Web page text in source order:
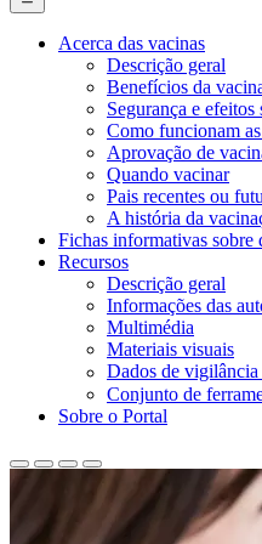
Navigation
(desktop)
Acerca das vacinas
Descrição geral
Benefícios da
Segurança e efeitos
Como funcionam
Aprovação de
Quando vacinar
Pais recentes ou
A história da
Fichas informativas sobre
Recursos
Descrição geral
Informações das
Multimédia
Materiais visuais
Dados de
Conjunto de
Sobre o Portal
Portal
Europeu